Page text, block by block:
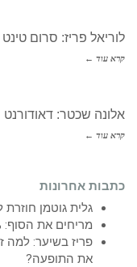
לוריאל פריז: סרום טינט Hyaluronic Tint Serum
קרא עוד ←
אלונה שכטר: דאודורנט
קרא עוד ←
כתבות אחרונות
גלית גוטמן
מריחים את הסוף: 46% יפסלו אתכם על חולצה מיוזעת
פריז בשיער: למה
את התופעה?